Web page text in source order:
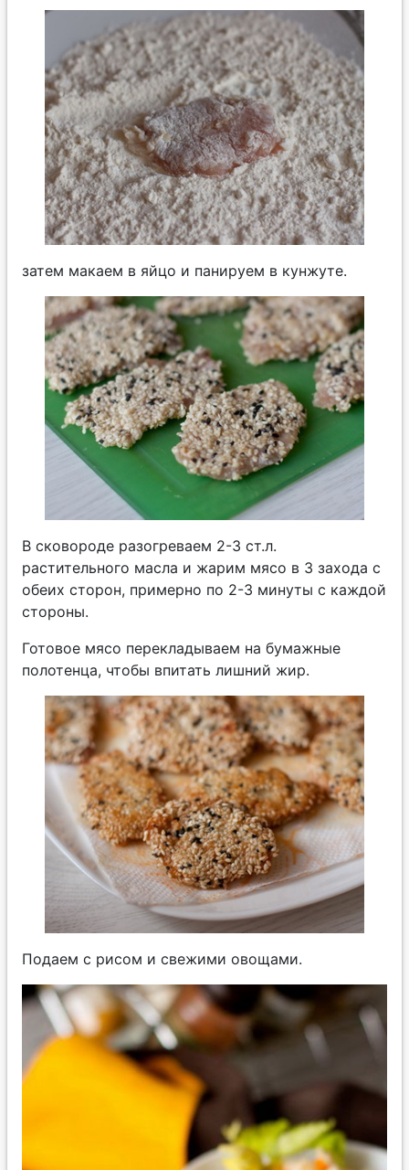
затем макаем в яйцо и панируем в кунжуте.
В сковороде разогреваем 2-3 ст.л.
растительного масла и жарим мясо в 3 захода с
обеих сторон, примерно по 2-3 минуты с каждой
стороны.
Готовое мясо перекладываем на бумажные
полотенца, чтобы впитать лишний жир.
Подаем с рисом и свежими овощами.